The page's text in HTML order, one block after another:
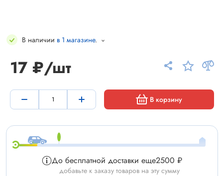
В наличии в 1 магазине.
17 ₽/шт
В корзину
До бесплатной доставки еще2500 ₽
добавьте к заказу товаров на эту сумму